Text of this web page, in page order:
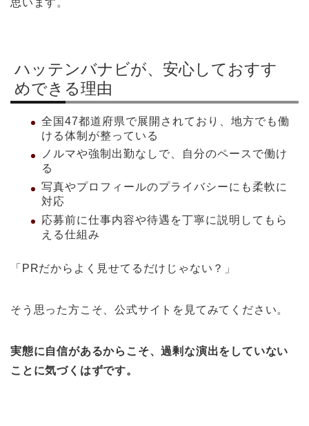
思います。
ハッテンバナビが、安心しておすす
めできる理由
全国47都道府県で展開されており、地方でも働
ける体制が整っている
ノルマや強制出勤なしで、自分のペースで働け
る
写真やプロフィールのプライバシーにも柔軟に
対応
応募前に仕事内容や待遇を丁寧に説明してもら
える仕組み
「PRだからよく見せてるだけじゃない？」
そう思った方こそ、公式サイトを見てみてください。
実態に自信があるからこそ、過剰な演出をしていない
ことに気づくはずです。